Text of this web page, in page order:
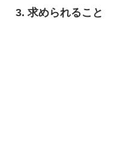
求められること